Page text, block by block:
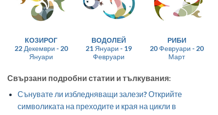
КОЗИРОГ
22 Декември - 20
Януари
ВОДОЛЕЙ
21 Януари - 19
Февруари
РИБИ
20 Февруари - 20
Март
Свързани подробни статии и тълкувания:
Сънувате ли избледняващи залези? Открийте
символиката на преходите и края на цикли в